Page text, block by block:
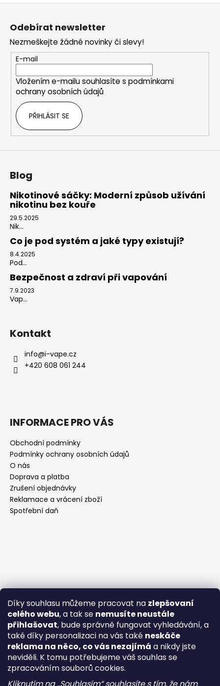
Díky souhlasu můžeme pracovat na zlepšovaní
celého webu, a tak se nemusíte neustále
přihlašovat, bude správně fungovat vyhledávání, a
také díky personalizaci na vás také neskáče
reklama na něco, co vás nezajímá a nikdy jste
neviděli. K tomu potřebujeme váš souhlas se
zpracováním souborů cookies.
Z
Odebírat newsletter
Nezmeškejte žádné novinky či slevy!
E-mail
Vložením e-mailu souhlasíte s podmínkami
ochrany osobních údajů
PŘIHLÁSIT SE
Blog
Nikotinové sáčky: Moderní způsob užívání
nikotinu bez kouře
29.5.2025
Nik...
Co je pod systém a jaké typy existují?
8.4.2025
Pod...
Bezpečnost a zdraví při vapování
7.9.2023
Vap...
Kontakt
info@i-vape.cz
+420 608 061 244
INFORMACE PRO VÁS
Obchodní podmínky
Podmínky ochrany osobních údajů
O nás
Doprava a platba
Zrušení objednávky
Reklamace a vrácení zboží
Spotřební daň